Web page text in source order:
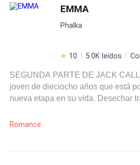
EMMA
Phalka
10 5.0K leídos
SEGUNDA PARTE DE JACK
joven de dieciocho años que está
nueva etapa en su vida. Desechar
profesional aparece de nuevo en
propuesta que cambiará todos sus
Romance